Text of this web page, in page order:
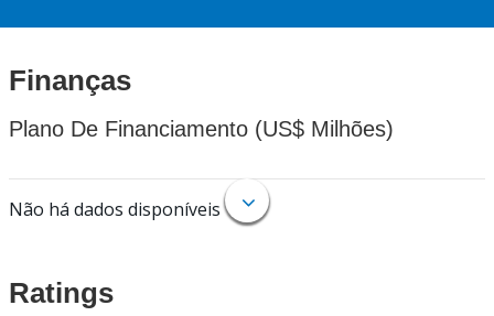
Finanças
Plano De Financiamento (US$ Milhões)
Não há dados disponíveis
Ratings